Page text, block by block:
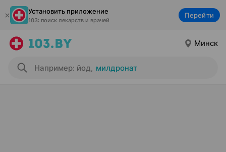
Установить приложение
103: поиск лекарств и врачей
Перейти
Минск
Например: йод, милдронат